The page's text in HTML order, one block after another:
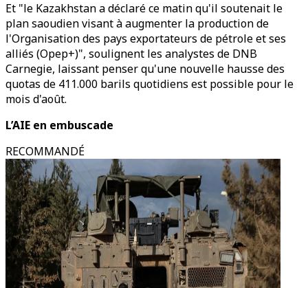
Et "le Kazakhstan a déclaré ce matin qu'il soutenait le
plan saoudien visant à augmenter la production de
l'Organisation des pays exportateurs de pétrole et ses
alliés (Opep+)", soulignent les analystes de DNB
Carnegie, laissant penser qu'une nouvelle hausse des
quotas de 411.000 barils quotidiens est possible pour le
mois d'août.
L’AIE en embuscade
RECOMMANDÉ